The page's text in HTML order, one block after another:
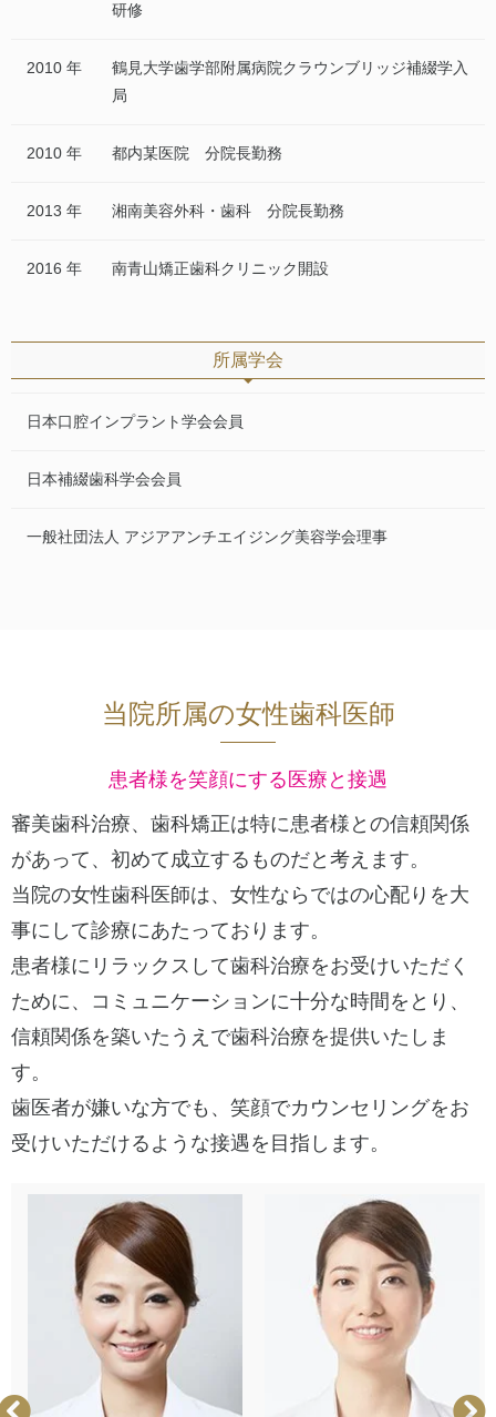
研修
2010 年
鶴見大学歯学部附属病院クラウンブリッジ補綴学入
局
2010 年 都内某医院 分院長勤務
2013 年 湘南美容外科・歯科 分院長勤務
2016 年 南青山矯正歯科クリニック開設
所属学会
日本口腔インプラント学会会員
日本補綴歯科学会会員
一般社団法人 アジアアンチエイジング美容学会理事
当院所属の女性歯科医師
患者様を笑顔にする医療と接遇
審美歯科治療、歯科矯正は特に患者様との信頼関係
があって、初めて成立するものだと考えます。
当院の女性歯科医師は、女性ならではの心配りを大
事にして診療にあたっております。
患者様にリラックスして歯科治療をお受けいただく
ために、 コミュニケーションに十分な時間をとり、
信頼関係を築いたうえで歯科治療を提供いたしま
す。
歯医者が嫌いな方でも、笑顔でカウンセリングをお
受けいただけるような接遇を目指します。